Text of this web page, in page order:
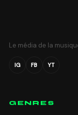
Le média de la
IG FB YT
GENRES